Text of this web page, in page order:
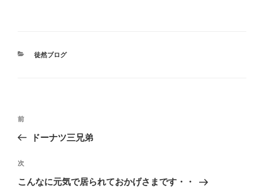
カ
徒然ブログ
投
ビ
ゲ
前
の
稿
前
ドーナツ三兄弟
次
の
次
こんなに元気で居られておかげさまです・・